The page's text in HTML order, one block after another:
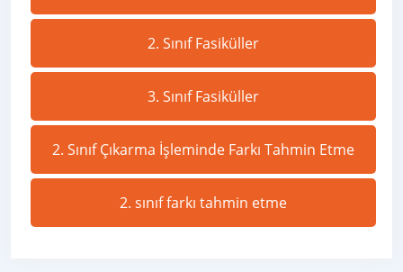
2. Sınıf Fasiküller
3. Sınıf Fasiküller
2. Sınıf Çıkarma İşleminde Farkı Tahmin Etme
2. sınıf farkı tahmin etme